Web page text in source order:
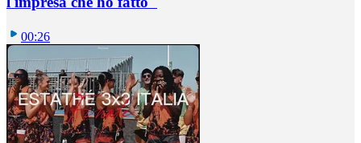
00:26